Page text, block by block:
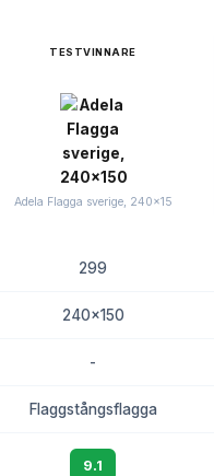
TESTVINNARE
Adela Flagga sverige, 240x15
299
240x150
-
Flaggstångsflagga
9.1